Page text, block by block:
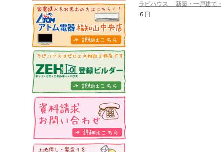
ラビハウス 新築・一戸建て
６日